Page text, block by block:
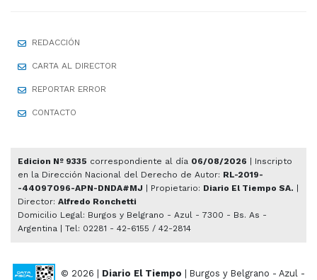
REDACCIÓN
CARTA AL DIRECTOR
REPORTAR ERROR
CONTACTO
Edicion Nº 9335 correspondiente al día 06/08/2026 | Inscripto
en la Dirección Nacional del Derecho de Autor: RL-2019-
-44097096-APN-DNDA#MJ | Propietario: Diario El Tiempo SA.
Director: Alfredo Ronchetti
Domicilio Legal: Burgos y Belgrano - Azul - 7300 - Bs. As -
Argentina | Tel: 02281 - 42-6155 / 42-2814
© 2026 | Diario El Tiempo | Burgos y Belgrano - Azul -